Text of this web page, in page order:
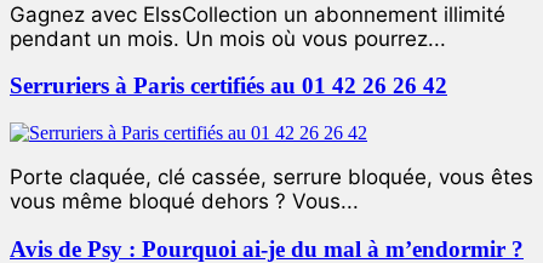
Gagnez avec ElssCollection un abonnement illimité
pendant un mois. Un mois où vous pourrez...
Serruriers à Paris certifiés au 01 42 26 26 42
Porte claquée, clé cassée, serrure bloquée, vous êtes
vous même bloqué dehors ? Vous...
Avis de Psy : Pourquoi ai-je du mal à m’endormir ?